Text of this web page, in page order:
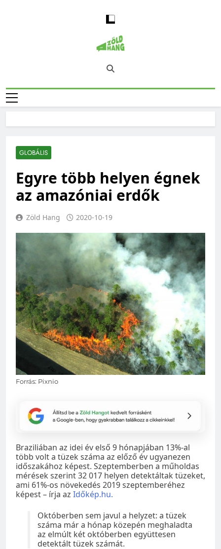
Magyarország
Zöld Hangja
Zöld Hang – Természet, Klímaváltozás,
Fenntarthatóság, Jövő
GLOBÁLIS
Egyre több helyen égnek
az amazóniai erdők
Zöld Hang 2020-10-19
Forrás: Pixnio
Braziliában az idei év első 9 hónapjában 13%-al
több volt a tüzek száma az előző év ugyanezen
időszakához képest. Szeptemberben a műholdas
mérések szerint 32 017 helyen detektáltak tüzeket,
ami 61%-os növekedés 2019 szeptemberéhez
képest – írja az Időkép.hu.
Októberben sem javul a helyzet: a tüzek
száma már a hónap közepén meghaladta
az elmúlt két októberben együttesen
detektált tüzek számát.